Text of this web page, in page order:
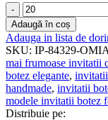
Cantitate
Invitatii
botez
Lebada
-
Clasice
-
IBC-
05
Adaugă în coș
Adauga in lista de
SKU: IP-84329-
mai frumoase invitatii
botez elegante,
handmade, invitatii
modele invitatii botez
Distribuie pe: